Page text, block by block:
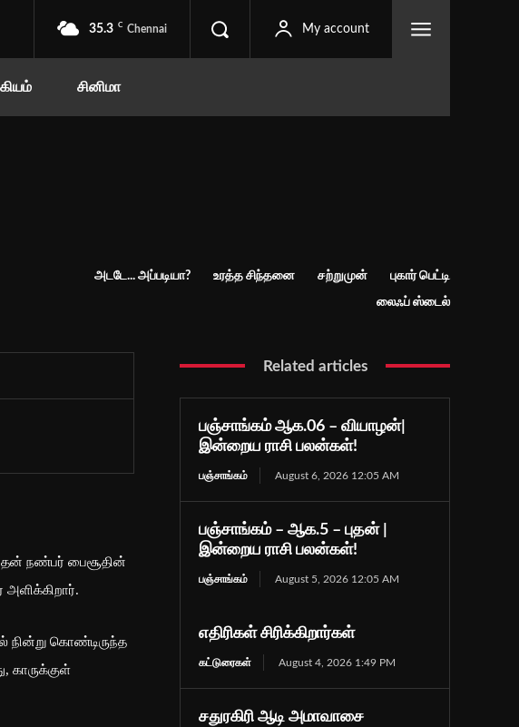
35.3 C Chennai My account
சினிமா
அடடே... அப்படியா? உரத்த சிந்தனை சற்றுமுன் புகார் பெட்டி
லைஃப் ஸ்டைல்
தன் நண்பர் பைசூதின்
அளிக்கிறார்.
நின்று கொண்டிருந்த
காருக்குள்
Related articles
பஞ்சாங்கம் ஆக.06 – வியாழன்|
இன்றைய ராசி பலன்கள்!
பஞ்சாங்கம் August 6, 2026 12:05 AM
பஞ்சாங்கம் – ஆக.5 – புதன் |
இன்றைய ராசி பலன்கள்!
பஞ்சாங்கம் August 5, 2026 12:05 AM
எதிரிகள் சிரிக்கிறார்கள்
கட்டுரைகள் August 4, 2026 1:49 PM
சதுரகிரி ஆடி அமாவாசை